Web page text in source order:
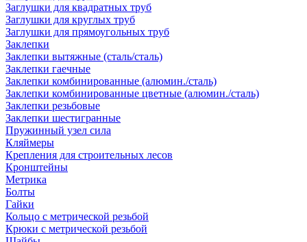
Заглушки для квадратных труб
Заглушки для круглых труб
Заглушки для прямоугольных труб
Заклепки
Заклепки вытяжные (сталь/сталь)
Заклепки гаечные
Заклепки комбинированные (алюмин./сталь)
Заклепки комбинированные цветные (алюмин./сталь)
Заклепки резьбовые
Заклепки шестигранные
Пружинный узел сила
Кляймеры
Крепления для строительных лесов
Кронштейны
Метрика
Болты
Гайки
Кольцо с метрической резьбой
Крюки с метрической резьбой